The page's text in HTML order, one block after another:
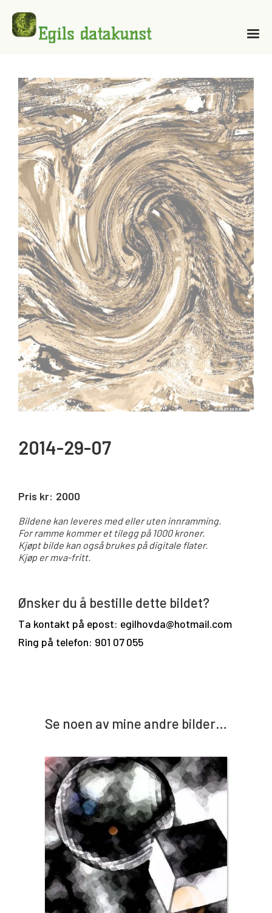
2014-29-07
Pris kr: 2000
Bildene kan leveres med eller uten innramming.
For ramme kommer et tilegg på 1000 kroner.
Kjøpt bilde kan også brukes på digitale flater.
Kjøp er mva-fritt.
Ønsker du å bestille dette bildet?
Ta kontakt på epost: egilhovda@hotmail.com
Ring på telefon: 901 07 055
Se noen av mine andre bilder…